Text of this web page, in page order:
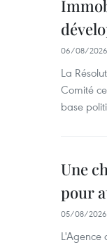
06/08/2026
La
Comité
base
Une
pour
05/08/2026
L'Agence